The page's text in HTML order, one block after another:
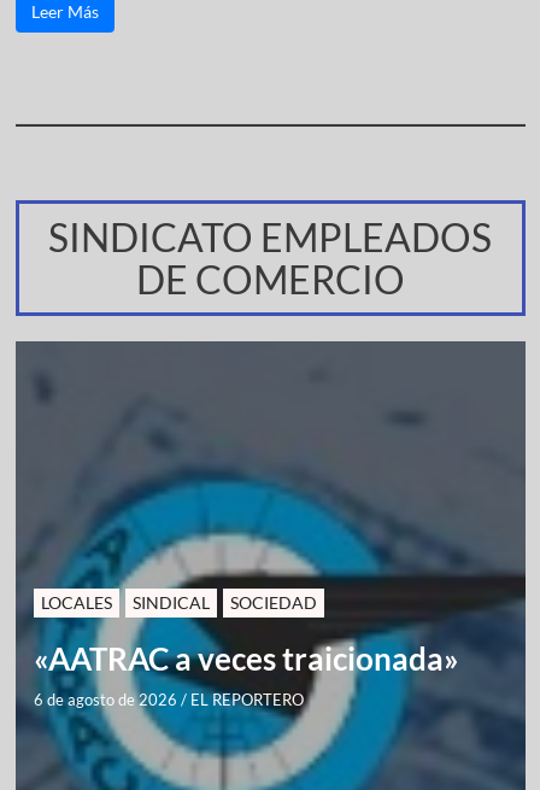
Leer Más
SINDICATO EMPLEADOS
DE COMERCIO
LOCALES SINDICAL SOCIEDAD
«AATRAC a veces traicionada»
6 de agosto de 2026 / EL REPORTERO